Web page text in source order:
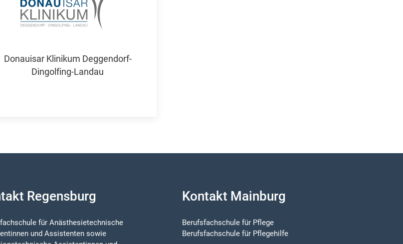
Donauisar Klinikum Deggendorf-
Dingolfing-Landau
Regensburg
für Anästhesietechnische
und Assistenten sowie
Kontakt Mainburg
Berufsfachschule für Pflege
Berufsfachschule für Pflegehilfe